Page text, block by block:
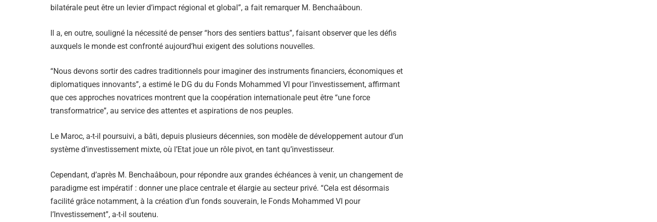
bilatérale peut être un levier d’impact régional et global”, a fait remarquer M. Benchaâboun.
Il a, en outre, souligné la nécessité de penser “hors des sentiers battus”, faisant observer que les défis
auxquels le monde est confronté aujourd’hui exigent des solutions nouvelles.
“Nous devons sortir des cadres traditionnels pour imaginer des instruments financiers, économiques et
diplomatiques innovants”, a estimé le DG du du Fonds Mohammed VI pour l’investissement, affirmant
que ces approches novatrices montrent que la coopération internationale peut être “une force
transformatrice”, au service des attentes et aspirations de nos peuples.
Le Maroc, a-t-il poursuivi, a bâti, depuis plusieurs décennies, son modèle de développement autour d’un
système d’investissement mixte, où l’Etat joue un rôle pivot, en tant qu’investisseur.
Cependant, d’après M. Benchaâboun, pour répondre aux grandes échéances à venir, un changement de
paradigme est impératif : donner une place centrale et élargie au secteur privé. “Cela est désormais
facilité grâce notamment, à la création d’un fonds souverain, le Fonds Mohammed VI pour
l’Investissement”, a-t-il soutenu.